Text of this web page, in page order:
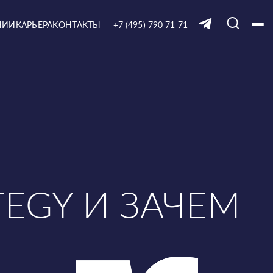
КАРЬЕРАКОНТАКТЫ +7 (495) 790 71 71
И ЗАЧЕМ